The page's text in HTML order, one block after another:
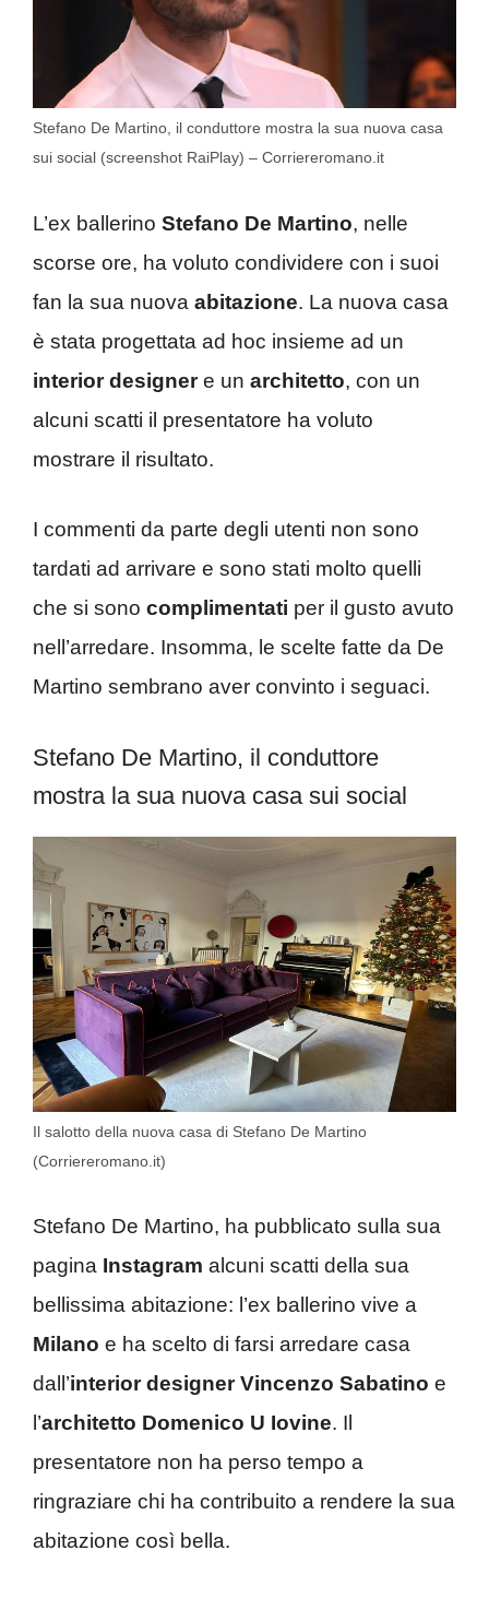
Stefano De Martino, il conduttore mostra la sua nuova casa
sui social (screenshot RaiPlay) – Corriereromano.it
L’ex ballerino Stefano De Martino, nelle
scorse ore, ha voluto condividere con i suoi
fan la sua nuova abitazione. La nuova casa
è stata progettata ad hoc insieme ad un
interior designere un architetto, con un
alcuni scatti il presentatore ha voluto
mostrare il risultato.
I commenti da parte degli utenti non sono
tardati ad arrivare e sono stati molto quelli
che si sono complimentati per il gusto avuto
nell’arredare. Insomma, le scelte fatte da De
Martino sembrano aver convinto i seguaci.
Stefano De Martino, il conduttore
mostra la sua nuova casa sui social
Il salotto della nuova casa di Stefano De Martino
(Corriereromano.it)
Stefano De Martino, ha pubblicato sulla sua
pagina Instagram alcuni scatti della sua
bellissima abitazione: l’ex ballerino vive a
Milano e ha scelto di farsi arredare casa
dall’interior designer Vincenzo Sabatino e
l’architetto Domenico U Iovine. Il
presentatore non ha perso tempo a
ringraziare chi ha contribuito a rendere la sua
abitazione così bella.